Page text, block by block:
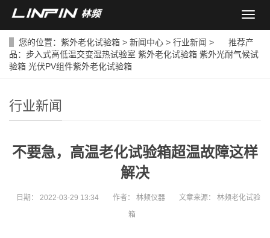
导
菜
单
您的位置： 紫外老化试验箱 > 新闻中心 > 行业新闻 > 推荐产
品： 步入式高低温交变湿热试验室 紫外老化试验箱 紫外光耐气候试
验箱 光伏PV组件紫外老化试验箱
行业新闻
不要急，高温老化试验箱超温故障这样
解决
日期： 2022-03-29 13:34 作者： 林频仪器 文章来源： 林频老化试验
箱